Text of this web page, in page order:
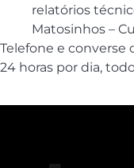
relatórios
Matosinhos –
Telefone e converse
24 horas por dia,